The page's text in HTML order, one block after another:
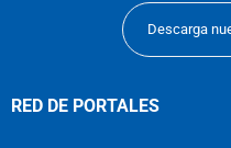
Descarga
RED DE PORTALES